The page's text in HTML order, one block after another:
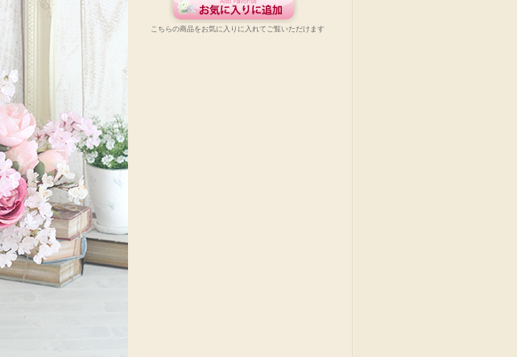
こちらの商品をお気に入りに入れてご覧いただけます